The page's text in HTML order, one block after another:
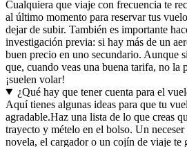
Cualquiera que viaje con frecuencia te
al último momento para reservar tus
dejar de subir. También es importante
investigación previa: si hay más de un
buen precio en uno secundario. Aunque
que, cuando veas una buena tarifa, no la
¡suelen volar!
¿Qué hay que tener cuenta para el
Aquí tienes algunas ideas para que tu
agradable.Haz una lista de lo que creas
trayecto y mételo en el bolso. Un neceser
novela, el cargador o un cojín de viaje te